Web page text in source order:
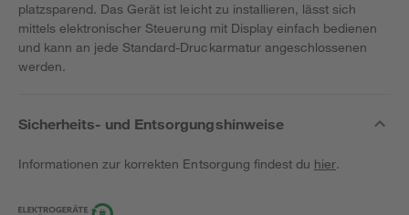
platzsparend. Das Gerät ist leicht zu installieren, lässt sich
mittels elektronischer Steuerung mit Display einfach bedienen
und kann an jede Standard-Druckarmatur angeschlossenen
werden.
Sicherheits- und Entsorgungshinweise
Informationen zur korrekten Entsorgung findest du hier.